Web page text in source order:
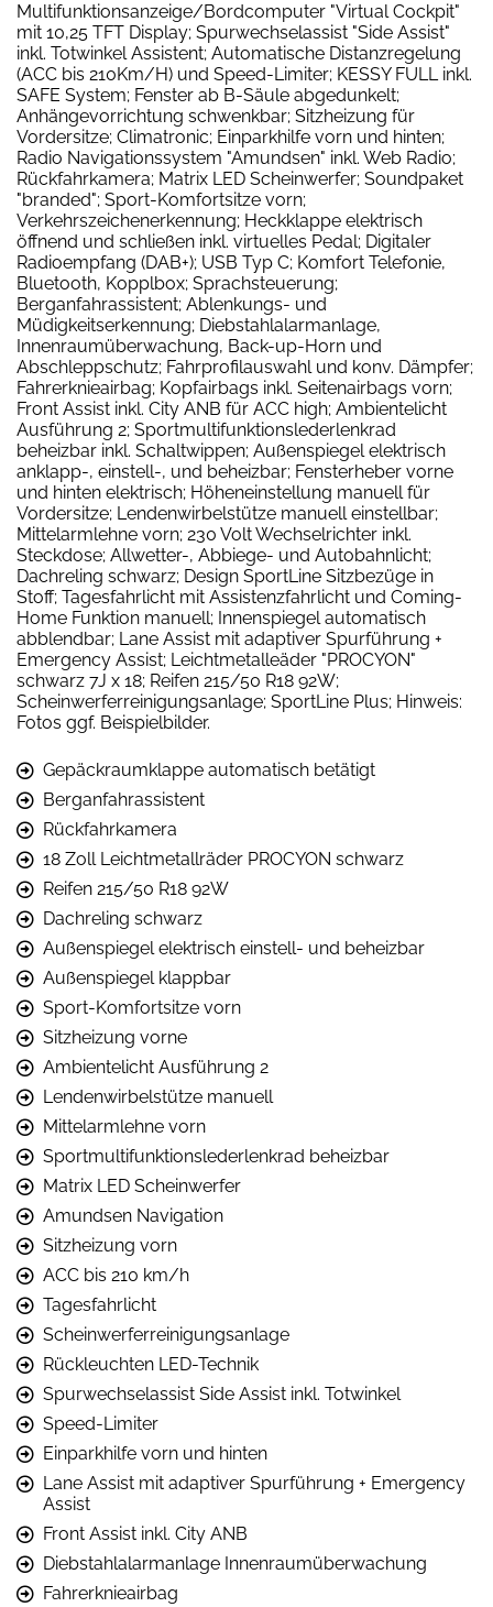
Multifunktionsanzeige/Bordcomputer "Virtual Cockpit"
mit 10,25 TFT Display; Spurwechselassist "Side Assist"
inkl. Totwinkel Assistent; Automatische Distanzregelung
(ACC bis 210Km/H) und Speed-Limiter; KESSY FULL inkl.
SAFE System; Fenster ab B-Säule abgedunkelt;
Anhängevorrichtung schwenkbar; Sitzheizung für
Vordersitze; Climatronic; Einparkhilfe vorn und hinten;
Radio Navigationssystem "Amundsen" inkl. Web Radio;
Rückfahrkamera; Matrix LED Scheinwerfer; Soundpaket
"branded"; Sport-Komfortsitze vorn;
Verkehrszeichenerkennung; Heckklappe elektrisch
öffnend und schließen inkl. virtuelles Pedal; Digitaler
Radioempfang (DAB+); USB Typ C; Komfort Telefonie,
Bluetooth, Kopplbox; Sprachsteuerung;
Berganfahrassistent; Ablenkungs- und
Müdigkeitserkennung; Diebstahlalarmanlage,
Innenraumüberwachung, Back-up-Horn und
Abschleppschutz; Fahrprofilauswahl und konv. Dämpfer;
Fahrerknieairbag; Kopfairbags inkl. Seitenairbags vorn;
Front Assist inkl. City ANB für ACC high; Ambientelicht
Ausführung 2; Sportmultifunktionslederlenkrad
beheizbar inkl. Schaltwippen; Außenspiegel elektrisch
anklapp-, einstell-, und beheizbar; Fensterheber vorne
und hinten elektrisch; Höheneinstellung manuell für
Vordersitze; Lendenwirbelstütze manuell einstellbar;
Mittelarmlehne vorn; 230 Volt Wechselrichter inkl.
Steckdose; Allwetter-, Abbiege- und Autobahnlicht;
Dachreling schwarz; Design SportLine Sitzbezüge in
Stoff; Tagesfahrlicht mit Assistenzfahrlicht und Coming-
Home Funktion manuell; Innenspiegel automatisch
abblendbar; Lane Assist mit adaptiver Spurführung +
Emergency Assist; Leichtmetalleäder "PROCYON"
schwarz 7J x 18; Reifen 215/50 R18 92W;
Scheinwerferreinigungsanlage; SportLine Plus; Hinweis:
Fotos ggf. Beispielbilder.
Gepäckraumklappe automatisch betätigt
Berganfahrassistent
Rückfahrkamera
18 Zoll Leichtmetallräder PROCYON schwarz
Reifen 215/50 R18 92W
Dachreling schwarz
Außenspiegel elektrisch einstell- und beheizbar
Außenspiegel klappbar
Sport-Komfortsitze vorn
Sitzheizung vorne
Ambientelicht Ausführung 2
Lendenwirbelstütze manuell
Mittelarmlehne vorn
Sportmultifunktionslederlenkrad beheizbar
Matrix LED Scheinwerfer
Amundsen Navigation
Sitzheizung vorn
ACC bis 210 km/h
Tagesfahrlicht
Scheinwerferreinigungsanlage
Rückleuchten LED-Technik
Spurwechselassist Side Assist inkl. Totwinkel
Speed-Limiter
Einparkhilfe vorn und hinten
Lane Assist mit adaptiver Spurführung + Emergency
Assist
Front Assist inkl. City ANB
Diebstahlalarmanlage Innenraumüberwachung
Fahrerknieairbag